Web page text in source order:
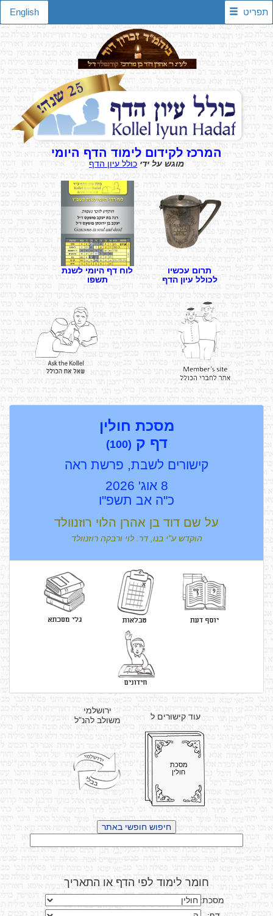
English תפריט
המרכז לקידום לימוד הדף היומי
מוגש על ידי כולל עיון הדף
תרום עכשיו
לכולל עיון הדף
לוח דף היומי לשנת
תשפו
מסכת חולין
דף ק (100)
קישורים לשבת, פרשת ראה
8 אוג' 2026
כ"ה אב תשפ"ו
על שם דוד בן אהרן הלוי רוזנוולד
הוקדש ע"י בנו, דר. לוי ורבקה רוזנוולד
ירושלמי
משולב להנ"ל
עוד קישורים ל
מסכת
חולין
חומר לימוד לפי הדף או התאריך
מסכת: